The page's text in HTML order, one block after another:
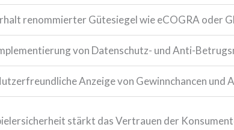
renommierter Gütesiegel wie eCOGRA oder
von Datenschutz- und Anti-
Anzeige von Gewinnchancen und
stärkt das Vertrauen der